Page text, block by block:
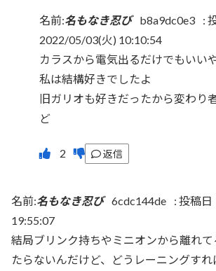
名前:名もなき忍び b8a9dc0e3 :
2022/05/03(火) 10:10:54
カラスから電気出るだけでもいい
私は結構好きでしたよ
旧ガリオも好きだったから変わり
ど
返信
名前:名もなき忍び 6cdc144de : 投稿日
19:55:07
結局ブリンク持ちやミニオンから離れて
たらないんだけど、どうレーニングすれ